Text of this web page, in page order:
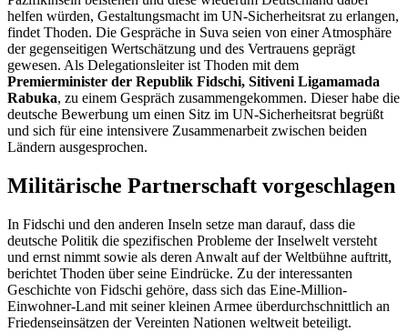
helfen würden, Gestaltungsmacht im UN-Sicherheitsrat zu erlangen,
findet Thoden. Die Gespräche in Suva seien von einer Atmosphäre
der gegenseitigen Wertschätzung und des Vertrauens geprägt
gewesen. Als Delegationsleiter ist Thoden mit dem
Premierminister der Republik Fidschi, Sitiveni Ligamamada
Rabuka, zu einem Gespräch zusammengekommen. Dieser habe die
deutsche Bewerbung um einen Sitz im UN-Sicherheitsrat begrüßt
und sich für eine intensivere Zusammenarbeit zwischen beiden
Ländern ausgesprochen.
Militärische Partnerschaft vorgeschlagen
In Fidschi und den anderen Inseln setze man darauf, dass die
deutsche Politik die spezifischen Probleme der Inselwelt versteht
und ernst nimmt sowie als deren Anwalt auf der Weltbühne auftritt,
berichtet Thoden über seine Eindrücke. Zu der interessanten
Geschichte von Fidschi gehöre, dass sich das Eine-Million-
Einwohner-Land mit seiner kleinen Armee überdurchschnittlich an
Friedenseinsätzen der Vereinten Nationen weltweit beteiligt.